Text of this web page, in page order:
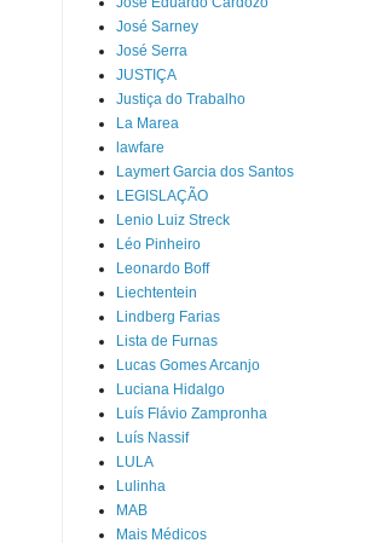
José Sarney
José Serra
JUSTIÇA
Justiça do Trabalho
La Marea
lawfare
Laymert Garcia dos Santos
LEGISLAÇÃO
Lenio Luiz Streck
Léo Pinheiro
Leonardo Boff
Liechtentein
Lindberg Farias
Lista de Furnas
Lucas Gomes Arcanjo
Luciana Hidalgo
Luís Flávio Zampronha
Luís Nassif
LULA
Lulinha
MAB
Mais Médicos